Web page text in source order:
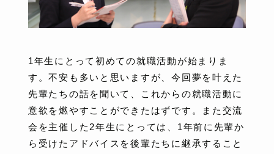
1年生にとって初めての就職活動が始まりま
す。不安も多いと思いますが、今回夢を叶えた
先輩たちの話を聞いて、これからの就職活動に
意欲を燃やすことができたはずです。また交流
会を主催した2年生にとっては、1年前に先輩か
ら受けたアドバイスを後輩たちに継承すること